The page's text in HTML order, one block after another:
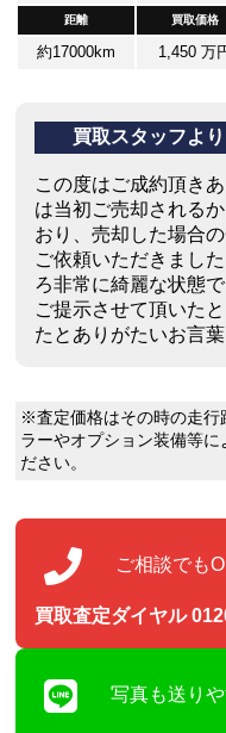
距離 買取価格
約17000km 1,450 万
買取スタッフより
この度はご成約頂き
は当初ご売却される
おり、売却した場合
ご依頼いただきまし
ろ非常に綺麗な状態
ご提示させて頂いた
たとありがたいお言
※査定価格はその時の走行
ラーやオプション装備等に
ださい。
ご相談でも
買取査定ダイヤル
写真も送りや